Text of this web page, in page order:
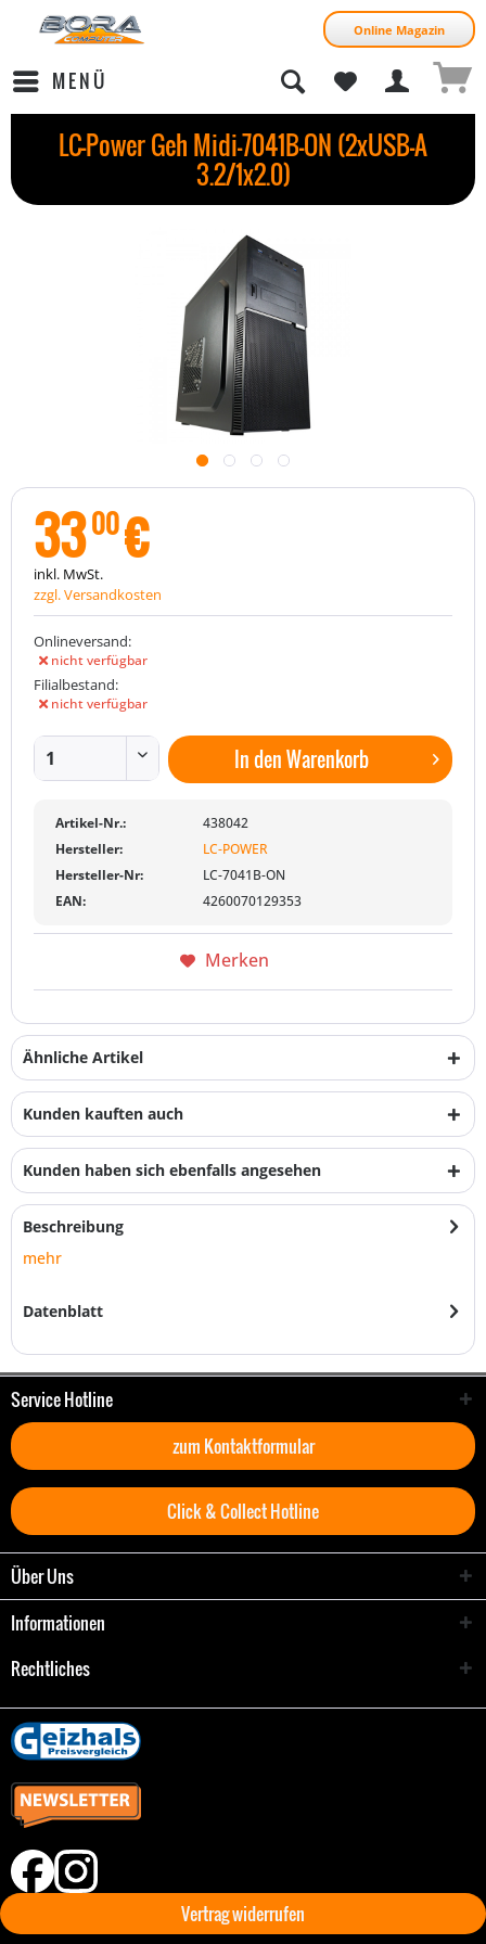
Online Magazin
MENÜ
LC-Power Geh Midi-7041B-ON (2xUSB-A
3.2/1x2.0)
3300€
inkl. MwSt.
zzgl. Versandkosten
Onlineversand:
nicht verfügbar
Filialbestand:
nicht verfügbar
In denWarenkorb
Artikel-Nr.:
438042
Hersteller:
LC-POWER
Hersteller-Nr:
LC-7041B-ON
EAN:
4260070129353
Merken
Ähnliche Artikel
Kunden kauften auch
Kunden haben sich ebenfalls angesehen
Beschreibung
mehr
Datenblatt
Service Hotline
zum Kontaktformular
Click & Collect Hotline
Über Uns
Informationen
Rechtliches
Vertrag widerrufen